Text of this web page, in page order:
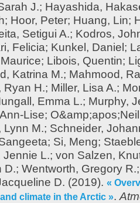
J.; Hayashida,
; Hoor, Peter; Huang, Lin;
Setigui A.; Kodros,
Felicia; Kunkel, Daniel ;
; Libois, Quentin;
Katrina M.; Mahmood,
Ryan H.; Miller, Lisa A.;
Emma L.; Murphy,
Lise;
Lynn M.; Schneider,
; Si, Meng;
Jennie L.; von Salzen,
D.; Wentworth, Gregory R.
D. (2019). «
climate in the Arctic ».